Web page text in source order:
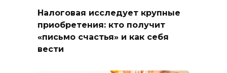
Налоговая исследует крупные
приобретения: кто получит
«письмо счастья» и как себя
вести